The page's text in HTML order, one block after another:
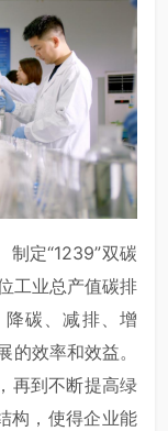
定“1239”双碳
工业总产值碳排
碳、减排、增
的效率和效益。
再到不断提高绿
构，使得企业能